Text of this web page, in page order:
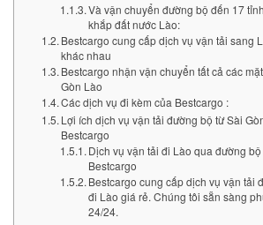
Và vận chuyển đường bộ đến 17
khắp đất nước Lào:
Bestcargo cung cấp dịch vụ vận tải sang
khác nhau
Bestcargo nhận vận chuyển tất cả các
Gòn Lào
Các dịch vụ đi kèm của Bestcargo :
Lợi ích dịch vụ vận tải đường bộ từ Sài
Bestcargo
Dịch vụ vận tải đi Lào qua đường
Bestcargo
Bestcargo cung cấp dịch vụ vận tải
đi Lào giá rẻ. Chúng tôi sẵn sàng
24/24.